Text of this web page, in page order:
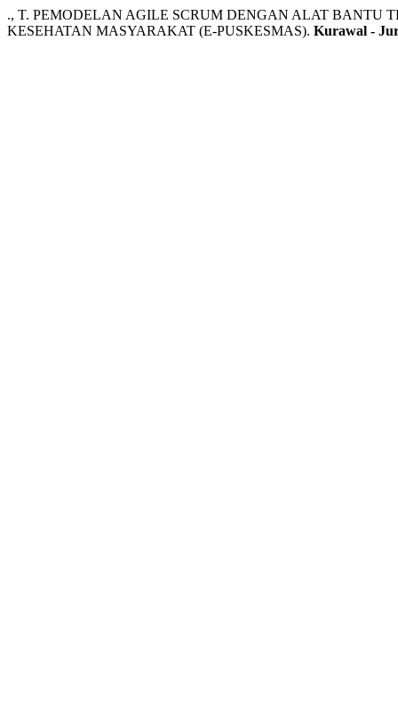
., T. PEMODELAN AGILE SCRUM DENGAN ALAT BANTU
KESEHATAN MASYARAKAT (E-PUSKESMAS). Kurawal -